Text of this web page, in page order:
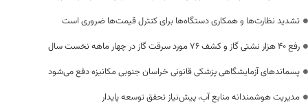
تشدید نظارت‌ها و همکاری دستگاه‌ها برای کنترل قیمت‌ها ضروری است
رفع 40 هزار نشتی گاز و کشف 76 مورد سرقت گاز در چهار ماهه نخست سال
پسماندهای آزمایشگاهی پزشکی قانونی خراسان جنوبی مکانیزه دفع می‌شود
مدیریت هوشمندانه منابع آب، پیش‌نیاز تحقق توسعه پایدار